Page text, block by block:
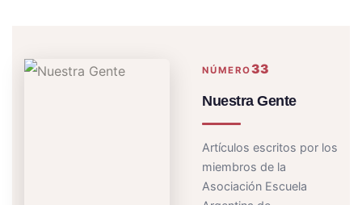
NÚMERO33
Nuestra Gente
Artículos escritos por los
miembros de la
Asociación Escuela